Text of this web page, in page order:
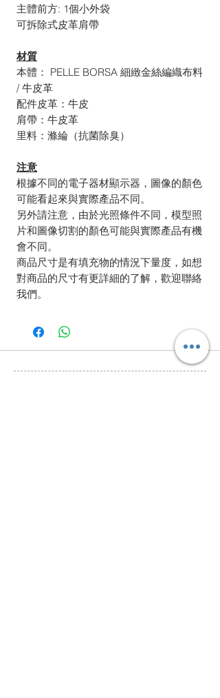
主體前方: 1個小外袋
可拆除式皮革肩帶
材質
本體： PELLE BORSA 細緻金絲編織布料
/ 牛皮革
配件皮革：牛皮
肩帶：牛皮革
里料：滌綸（抗菌除臭）
注意
根據不同的電子器材顯示器，圖像的顏色
可能看起來與實際產品不同。
另外請注意，由於光照條件不同，模型照
片和圖像切割的顏色可能與實際產品有機
會不同。
商品尺寸是有填充物的情況下量度，如想
對商品的尺寸有更詳細的了解，歡迎聯絡
我們。